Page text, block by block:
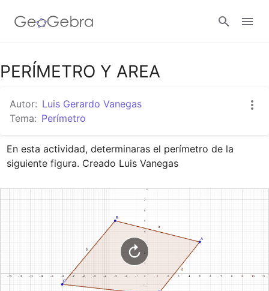
Google Classroom
GeoGebra Classroom
Abrir sesión
PERÍMETRO Y AREA
Autor: Luis Gerardo Vanegas
Tema: Perímetro
En esta actividad, determinaras el perímetro de la
siguiente figura. Creado Luis Vanegas